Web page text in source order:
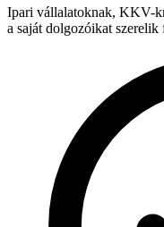
Ipari vállalatoknak, KKV-
a saját dolgozóikat szerelik